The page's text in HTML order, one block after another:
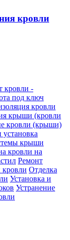
кровли
кровли -
под ключ
кровли
крыши (кровли
кровли (крыши)
крыши
кровли на
Ремонт
кровли Отделка
Установка и
Устранение